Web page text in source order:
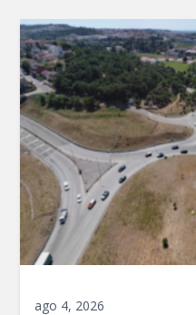
ago 4, 2026